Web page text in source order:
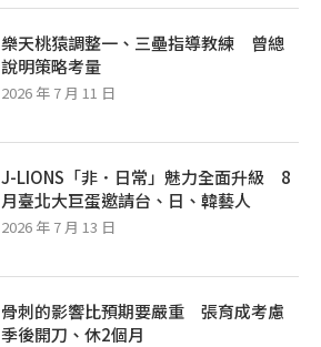
樂天桃猿調整一、三壘指導教練 曾總
說明策略考量
2026 年 7 月 11 日
J-LIONS「非．日常」魅力全面升級 8
月臺北大巨蛋邀請台、日、韓藝人
2026 年 7 月 13 日
骨刺的影響比預期要嚴重 張育成考慮
季後開刀、休2個月